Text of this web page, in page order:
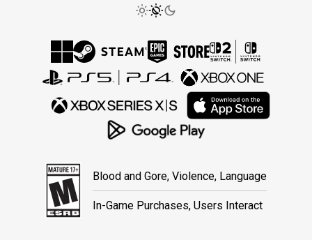
Blood and Gore, Violence, Language
In-Game Purchases, Users Interact